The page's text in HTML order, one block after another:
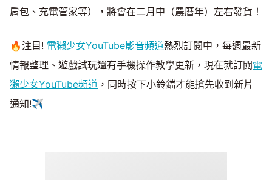
肩包、充電管家等），將會在二月中（農曆年）左右發貨！
🔥注目! 電獺少女YouTube影音頻道熱烈訂閱中，每週最新
情報整理、遊戲試玩還有手機操作教學更新，現在就訂閱電
獺少女YouTube頻道 ，同時按下小鈴鐺才能搶先收到新片
通知!✈️